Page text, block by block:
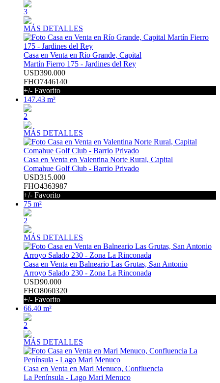
3
MÁS DETALLES
Casa en Venta en Río Grande, Capital
Martín Fierro 175 - Jardines del Rey
USD390.000
FHO7446140
+/- Favorito
147.43 m²
2
MÁS DETALLES
Casa en Venta en Valentina Norte Rural, Capital
Comahue Golf Club - Barrio Privado
USD315.000
FHO4363987
+/- Favorito
75 m²
2
MÁS DETALLES
Casa en Venta en Balneario Las Grutas, San Antonio
Arroyo Salado 230 - Zona La Rinconada
USD90.000
FHO8060320
+/- Favorito
66.40 m²
2
MÁS DETALLES
Casa en Venta en Mari Menuco, Confluencia
La Península - Lago Mari Menuco